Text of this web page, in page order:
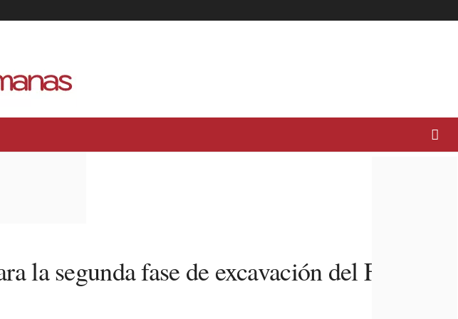
la segunda fase de excavación del Fuerte